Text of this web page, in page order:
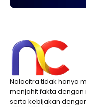
Nalacitra tidak hanya
menjahit fakta
serta kebijakan